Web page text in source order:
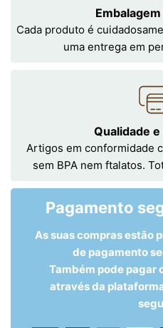
Cada produto é
uma entrega em
Qualidade
Artigos em conformidade
sem BPA nem ftalatos.
Pagamento
As suas compras estão
de pagamento
Também pode pagar
através da